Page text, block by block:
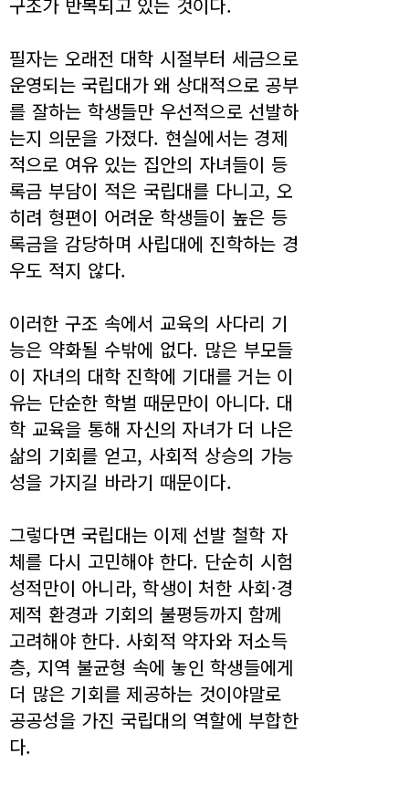
필자는 오래전 대학 시절부터 세금으로
운영되는 국립대가 왜 상대적으로 공부
를 잘하는 학생들만 우선적으로 선발하
는지 의문을 가졌다. 현실에서는 경제
적으로 여유 있는 집안의 자녀들이 등
록금 부담이 적은 국립대를 다니고, 오
히려 형편이 어려운 학생들이 높은 등
록금을 감당하며 사립대에 진학하는 경
우도 적지 않다.
이러한 구조 속에서 교육의 사다리 기
능은 약화될 수밖에 없다. 많은 부모들
이 자녀의 대학 진학에 기대를 거는 이
유는 단순한 학벌 때문만이 아니다. 대
학 교육을 통해 자신의 자녀가 더 나은
삶의 기회를 얻고, 사회적 상승의 가능
성을 가지길 바라기 때문이다.
그렇다면 국립대는 이제 선발 철학 자
체를 다시 고민해야 한다. 단순히 시험
성적만이 아니라, 학생이 처한 사회·경
제적 환경과 기회의 불평등까지 함께
고려해야 한다. 사회적 약자와 저소득
층, 지역 불균형 속에 놓인 학생들에게
더 많은 기회를 제공하는 것이야말로
공공성을 가진 국립대의 역할에 부합한
다.